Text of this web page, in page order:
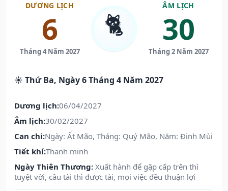
DƯƠNG LỊCH
6
Tháng 4 Năm 2027
🐈
ÂM LỊCH
30
Tháng 2 Năm 2027
☀️ Thứ Ba, Ngày 6 Tháng 4 Năm 2027
Dương lịch:06/04/2027
Âm lịch:30/02/2027
Can chi:Ngày: Ất Mão, Tháng: Quý Mão, Năm: Đinh Mùi
Tiết khí:Thanh minh
Ngày Thiên Thương: Xuất hành để gặp cấp trên thì
tuyệt vời, cầu tài thì được tài, mọi việc đều thuận lợi